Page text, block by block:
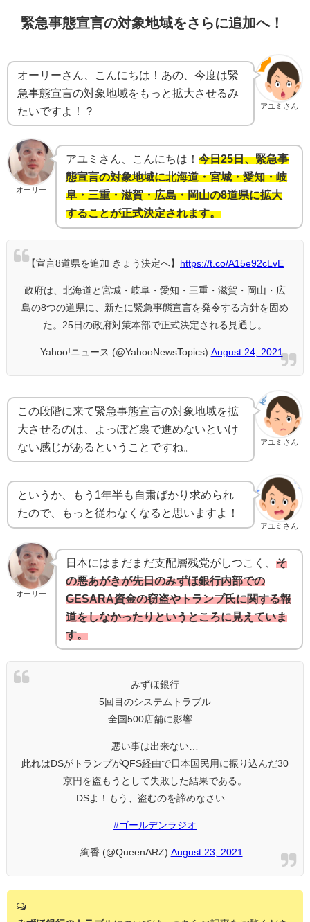
緊急事態宣言の対象地域をさらに追加へ！
アユミさん
オーリーさん、こんにちは！あの、今度は緊
急事態宣言の対象地域をもっと拡大させるみ
たいですよ！？
オーリー
アユミさん、こんにちは！ 今日25日、緊急事
態宣言の対象地域に北海道・宮城・愛知・岐
阜・三重・滋賀・広島・岡山の8道県に拡大
することが正式決定されます。
【宣言8道県を追加 きょう決定へ】 https://t.co/A15e92cLvE
政府は、北海道と宮城・岐阜・愛知・三重・滋賀・岡山・広
島の8つの道県に、新たに緊急事態宣言を発令する方針を固め
た。25日の政府対策本部で正式決定される見通し。
— Yahoo!ニュース (@YahooNewsTopics) August 24, 2021
アユミさん
この段階に来て緊急事態宣言の対象地域を拡
大させるのは、よっぽど裏で進めないといけ
ない感じがあるということですね。
アユミさん
というか、もう1年半も自粛ばかり求められ
たので、もっと従わなくなると思いますよ！
オーリー
日本にはまだまだ支配層残党がしつこく、 そ
の悪あがきが先日のみずほ銀行内部での
GESARA資金の窃盗やトランプ氏に関する報
道をしなかったりというところに見えていま
す。
みずほ銀行
5回目のシステムトラブル
全国500店舗に影響…
悪い事は出来ない…
此れはDSがトランプがQFS経由で日本国民用に振り込んだ30
京円を盗もうとして失敗した結果である。
DSよ！もう、盗むのを諦めなさい…
#ゴールデンラジオ
— 絢香 (@QueenARZ) August 23, 2021